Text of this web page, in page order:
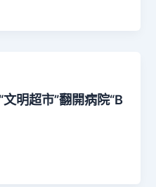
明超市”翻開病院“B